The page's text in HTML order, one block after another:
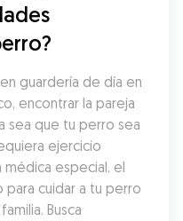
guardería de día en
encontrar la pareja
sea que tu perro sea
ejercicio
especial, el
cuidar a tu perro
Busca